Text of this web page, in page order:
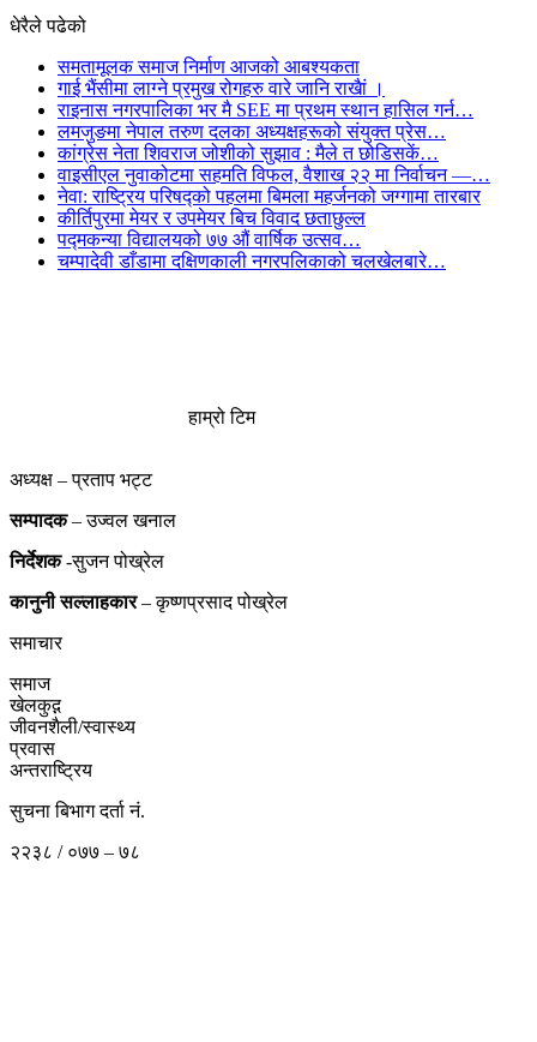
धेरैले पढेको
समतामूलक समाज निर्माण आजको आबश्यकता
गाई भैंसीमा लाग्ने प्रमुख रोगहरु वारे जानि राखैां ।
राइनास नगरपालिका भर मै SEE मा प्रथम स्थान हासिल गर्न…
लमजुङमा नेपाल तरुण दलका अध्यक्षहरूको संयुक्त प्रेस…
कांग्रेस नेता शिवराज जोशीको सुझाव : मैले त छोडिसकें…
वाइसीएल नुवाकोटमा सहमति विफल, वैशाख २२ मा निर्वाचन —…
नेवा: राष्ट्रिय परिषद्को पहलमा बिमला महर्जनको जग्गामा तारबार
कीर्तिपुरमा मेयर र उपमेयर बिच विवाद छताछुल्ल
पद्मकन्या विद्यालयको ७७ औं ‌‌वार्षिक ‌उत्सव…
चम्पादेवी डाँडामा दक्षिणकाली नगरपलिकाको चलखेलबारे…
हाम्रो टिम
अध्यक्ष – प्रताप भट्ट
सम्पादक– उज्वल खनाल
निर्देशक-सुजन पोख्रेल
कानुनी सल्लाहकार– कृष्णप्रसाद पोख्रेल
समाचार
समाज
खेलकुद़़
जीवनशैली/स्वास्थ्य
प्रवास
अन्तराष्ट्रिय
सुचना बिभाग दर्ता नं.
२२३८ / ०७७ – ७८